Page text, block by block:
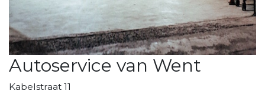
Autoservice van Went
Kabelstraat 11